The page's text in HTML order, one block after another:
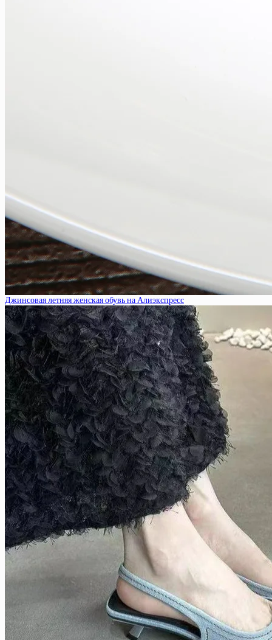
Джинсовая летняя женская обувь на Алиэкспресс